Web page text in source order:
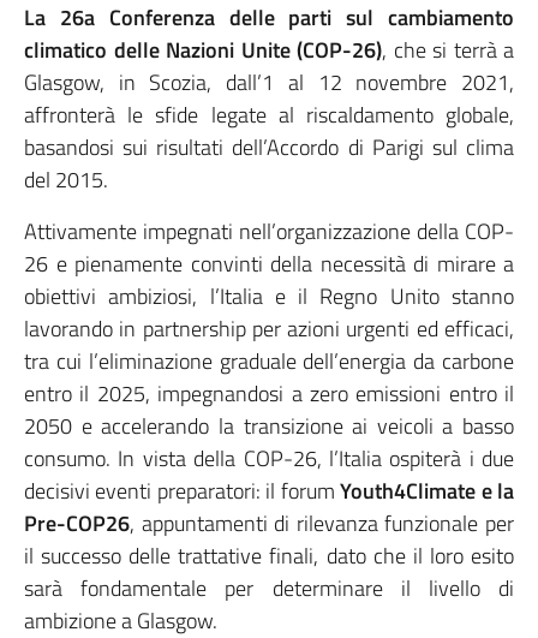
La 26a Conferenza delle parti sul cambiamento
climatico delle Nazioni Unite (COP-26), che si terrà a
Glasgow, in Scozia, dall’1 al 12 novembre 2021,
affronterà le sfide legate al riscaldamento globale,
basandosi sui risultati dell’Accordo di Parigi sul clima
del 2015.
Attivamente impegnati nell’organizzazione della COP-
26 e pienamente convinti della necessità di mirare a
obiettivi ambiziosi, l’Italia e il Regno Unito stanno
lavorando in partnership per azioni urgenti ed efficaci,
tra cui l’eliminazione graduale dell’energia da carbone
entro il 2025, impegnandosi a zero emissioni entro il
2050 e accelerando la transizione ai veicoli a basso
consumo. In vista della COP-26, l’Italia ospiterà i due
decisivi eventi preparatori: il forumYouth4Climate e la
Pre-COP26, appuntamenti di rilevanza funzionale per
il successo delle trattative finali, dato che il loro esito
sarà fondamentale per determinare il livello di
ambizione a Glasgow.